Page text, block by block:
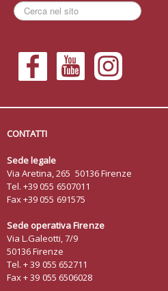
Cerca
nel
CONTATTI
Sede legale
Via Aretina, 265 50136 Firenze
Tel. +39 055 6507011
Fax +39 055 691575
Sede operativa Firenze
Via L.Galeotti, 7/9
50136 Firenze
Tel. + 39 055 652711
Fax + 39 055 6506028